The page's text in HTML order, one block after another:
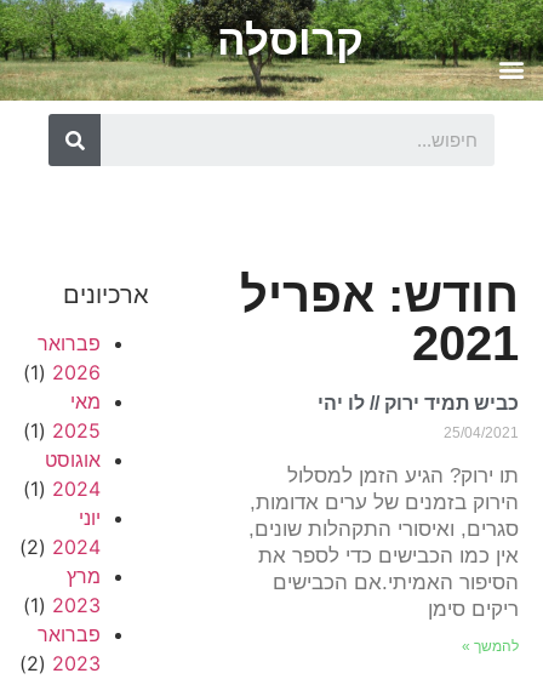
קרוסלה
חודש: אפריל
2021
כביש תמיד ירוק // לו יהי
25/04/2021
תו ירוק? הגיע הזמן למסלול
הירוק בזמנים של ערים אדומות,
סגרים, ואיסורי התקהלות שונים,
אין כמו הכבישים כדי לספר את
הסיפור האמיתי.אם הכבישים
ריקים סימן
להמשך »
ארכיונים
פברואר
2026
(1)
מאי
2025
(1)
אוגוסט
2024
(1)
יוני
2024
(2)
מרץ
2023
(1)
פברואר
2023
(2)